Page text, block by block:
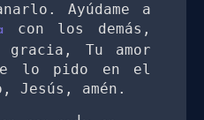
Ayúdame a
con los demás,
gracia, Tu amor
lo pido en el
Jesús, amén.